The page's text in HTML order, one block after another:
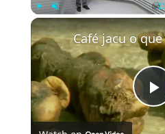
Play Unmute